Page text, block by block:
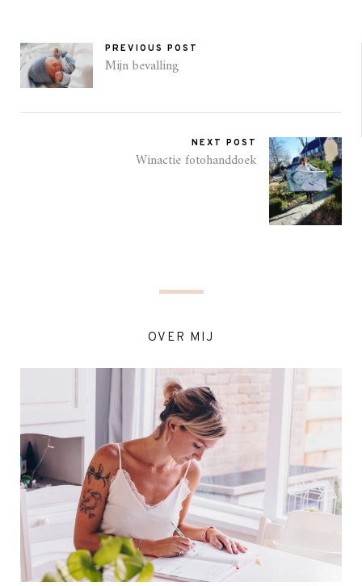
PREVIOUS POST
Mijn bevalling
NEXT POST
Winactie fotohanddoek
OVER MIJ